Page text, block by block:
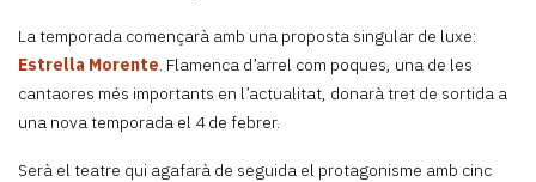
La temporada començarà amb una proposta singular de luxe:
Estrella Morente . Flamenca d’arrel com poques, una de les
cantaores més importants en l’actualitat, donarà tret de sortida a
una nova temporada el 4 de febrer.
Serà el teatre qui agafarà de seguida el protagonisme amb cinc